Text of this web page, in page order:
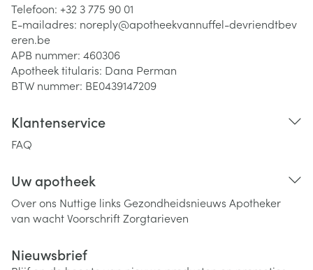
Telefoon: +32 3 775 90 01
E-mailadres: noreply@apotheekvannuffel-devriendtbev
eren.be
APB nummer: 460306
Apotheek titularis: Dana Perman
BTW nummer: BE0439147209
Klantenservice
FAQ
Uw apotheek
Over ons Nuttige links Gezondheidsnieuws Apotheker
van wachtVoorschriftZorgtarieven
Nieuwsbrief